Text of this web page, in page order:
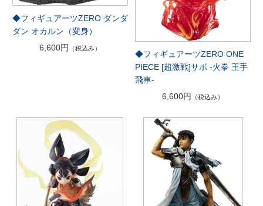
◆フィギュアーツZERO ダンダ
ダン オカルン（変身）
6,600円
（税込み）
◆フィギュアーツZERO ONE
PIECE [超激戦]サボ -火拳 王手
飛車-
6,600円
（税込み）